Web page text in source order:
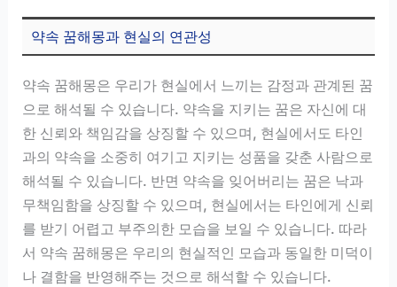
약속 꿈해몽과 현실의 연관성
약속 꿈해몽은 우리가 현실에서 느끼는 감정과 관계된 꿈
으로 해석될 수 있습니다. 약속을 지키는 꿈은 자신에 대
한 신뢰와 책임감을 상징할 수 있으며, 현실에서도 타인
과의 약속을 소중히 여기고 지키는 성품을 갖춘 사람으로
해석될 수 있습니다. 반면 약속을 잊어버리는 꿈은 낙과
무책임함을 상징할 수 있으며, 현실에서는 타인에게 신뢰
를 받기 어렵고 부주의한 모습을 보일 수 있습니다. 따라
서 약속 꿈해몽은 우리의 현실적인 모습과 동일한 미덕이
나 결함을 반영해주는 것으로 해석할 수 있습니다.